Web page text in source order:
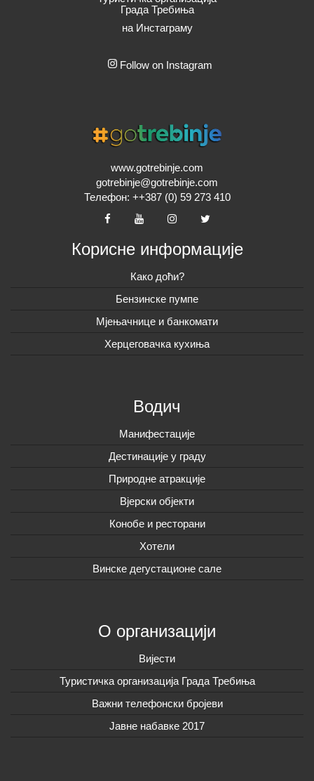
Града Требиња
на Инстаграму
Follow on Instagram
www.gotrebinje.com
gotrebinje@gotrebinje.com
Телефон: ++387 (0) 59 273 410
Корисне информације
Како доћи?
Бензинске пумпе
Мјењачнице и банкомати
Херцеговачка кухиња
Водич
Манифестације
Дестинације у граду
Природне атракције
Вјерски објекти
Конобе и ресторани
Хотели
Винске дегустационе сале
О организацији
Вијeсти
Туристичка организација Града Требиња
Важни телефонски бројеви
Јавне набавке 2017